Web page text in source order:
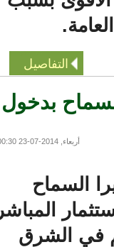
التفاصيل
بدخول
أربعاء, 2014-07-23 00:30
السماح
المباشر
الشرق